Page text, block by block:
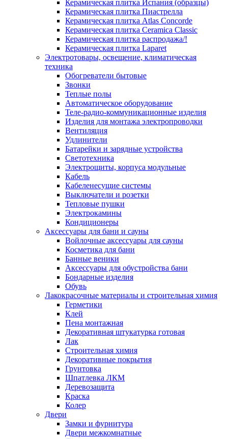
Керамическая плитка Испания (образцы)
Керамическая плитка Пиастрелла
Керамическая плитка Atlas Concorde
Керамическая плитка Ceramica Classic
Керамическая плитка распродажа/!
Керамическая плитка Laparet
Электротовары, освещение, климатическая
техника
Обогреватели бытовые
Звонки
Теплые полы
Автоматическое оборудование
Теле-радио-коммуникационные изделия
Изделия для монтажа электропроводки
Вентиляция
Удлинители
Батарейки и зарядные устройства
Светотехника
Электрощиты, корпуса модульные
Кабель
Кабеленесущие системы
Выключатели и розетки
Тепловые пушки
Электрокамины
Кондиционеры
Аксессуары для бани и сауны
Войлочные аксессуары для сауны
Косметика для бани
Банные веники
Аксессуары для обустройства бани
Бондарные изделия
Обувь
Лакокрасочные материалы и строительная химия
Герметики
Клей
Пена монтажная
Декоративная штукатурка готовая
Лак
Строительная химия
Декоративные покрытия
Грунтовка
Шпатлевка ЛКМ
Деревозащита
Краска
Колер
Двери
Замки и фурнитура
Двери межкомнатные